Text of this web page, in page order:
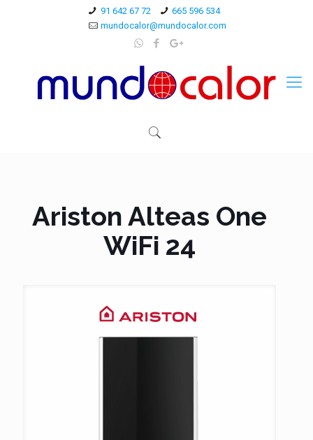
91 642 67 72
665 596 534
mundocalor@mundocalor.com
Ariston Alteas One
WiFi 24